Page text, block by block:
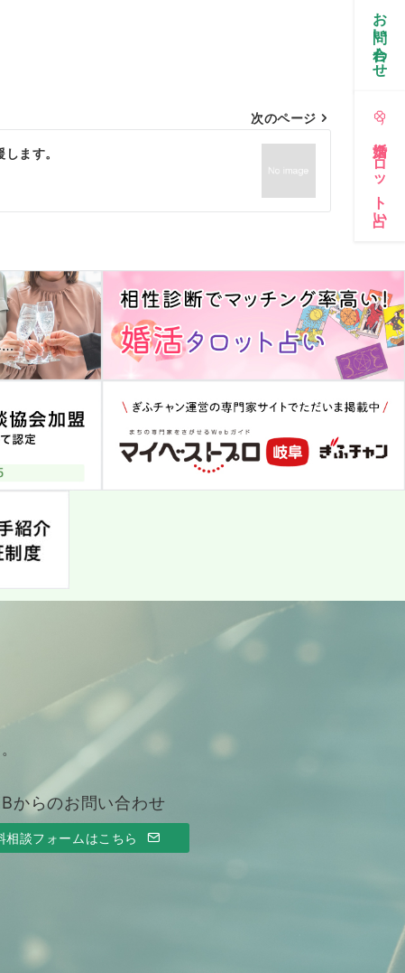
次のページ
ます。
からのお問い合わせ
相談フォームはこちら
お問い合わせ
婚活タロット占い